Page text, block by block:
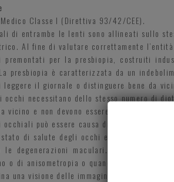
Classe I (Direttiva 93/42/CEE).
di entrambe le lenti sono allineati sullo
Al fine di valutare correttamente
premontati per la presbiopia, costruiti
presbiopia è caratterizzata da un
il giornale o distinguere bene da
occhi necessitano dello stesso numero di
vicino e non devono essere usati per la
occhiali può essere causa di vari disturbi
di salute degli occhi e l’entità dei
le degenerazioni maculari. Gli occhiali
o di anisometropia o quando il numero di
una visione delle immagini sfocata e